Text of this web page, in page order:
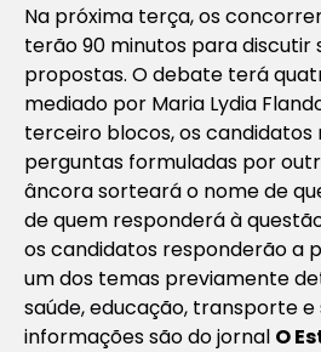
Na próxima terça, os
terão 90 minutos para discutir
propostas. O debate terá
mediado por Maria Lydia
terceiro blocos, os candidatos
perguntas formuladas por
âncora sorteará o nome de
de quem responderá à
os candidatos responderão a
um dos temas previamente
saúde, educação, transporte e
informações são do jornal O